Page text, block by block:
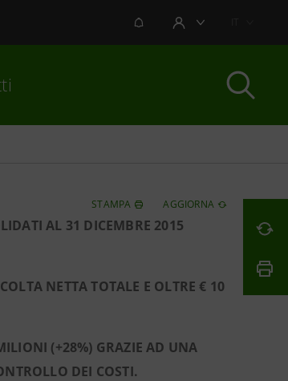
NOTIFICHEAREA UTENTE
STAMPA AGGIORNA
AL 31 DICEMBRE 2015
NETTA TOTALE E OLTRE € 10
(+28%) GRAZIE AD UNA
DEI COSTI.